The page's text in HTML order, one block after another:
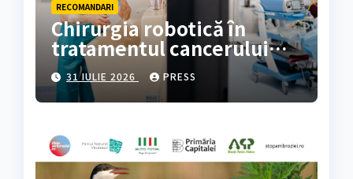
RECOMANDARI
Chirurgia robotică în
tratamentul cancerului
colorectal
31 IULIE 2026 PRESS